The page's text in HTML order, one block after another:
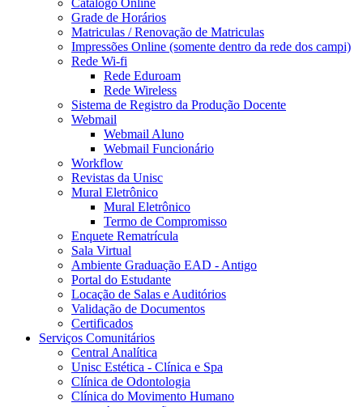
Catálogo Online
Grade de Horários
Matriculas / Renovação de Matriculas
Impressões Online (somente dentro da rede dos campi)
Rede Wi-fi
Rede Eduroam
Rede Wireless
Sistema de Registro da Produção Docente
Webmail
Webmail Aluno
Webmail Funcionário
Workflow
Revistas da Unisc
Mural Eletrônico
Mural Eletrônico
Termo de Compromisso
Enquete Rematrícula
Sala Virtual
Ambiente Graduação EAD - Antigo
Portal do Estudante
Locação de Salas e Auditórios
Validação de Documentos
Certificados
Serviços Comunitários
Central Analítica
Unisc Estética - Clínica e Spa
Clínica de Odontologia
Clínica do Movimento Humano